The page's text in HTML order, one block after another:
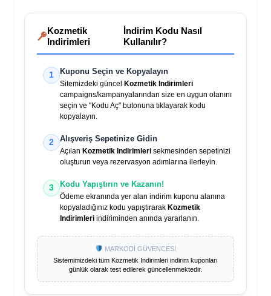
Kozmetik
Indirimleri
İndirim Kodu Nasıl
Kullanılır?
1 Kuponu Seçin ve Kopyalayın
Sitemizdeki güncel Kozmetik Indirimleri
campaigns/kampanyalarından size en uygun olanını
seçin ve "Kodu Aç" butonuna tıklayarak kodu
kopyalayın.
2 Alışveriş Sepetinize Gidin
Açılan Kozmetik Indirimleri sekmesinden sepetinizi
oluşturun veya rezervasyon adımlarına ilerleyin.
3 Kodu Yapıştırın ve Kazanın!
Ödeme ekranında yer alan indirim kuponu alanına
kopyaladığınız kodu yapıştırarak Kozmetik
Indirimleri indiriminden anında yararlanın.
MARKODİ GÜVENCESİ
Sistemimizdeki tüm Kozmetik Indirimleri indirim kuponları
günlük olarak test edilerek güncellenmektedir.